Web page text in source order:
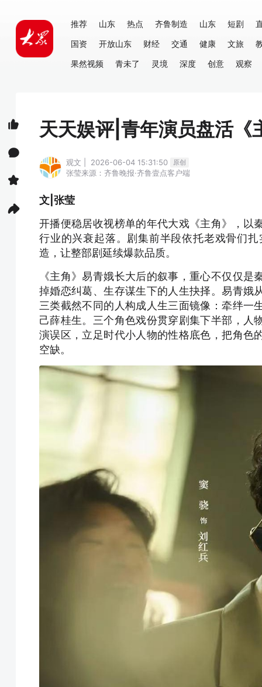
推荐 山东 热点 齐鲁制造 山东 短剧
国资
开放山东 财经 交通 健康 文旅
果然视频
青未了 灵境 深度 创意 观察
天天娱评|青年演员盘活《
观文 | 2026-06-04 15:31:50 原创
张莹来源：齐鲁晚报·齐鲁壹点客户端
文|张莹
开播便稳居收视榜单的年代大戏《主角》，以
行业的兴衰起落。剧集前半段依托老戏骨们
造，让整部剧延续爆款品质。
《主角》易青娥长大后的叙事，重心不仅仅
掉婚恋纠葛、生存谋生下的人生抉择。易青娥
三类截然不同的人构成人生三面镜像：牵绊一
己薛桂生。三个角色戏份贯穿剧集下半部，人
演误区，立足时代小人物的性格底色，把角色
空缺。